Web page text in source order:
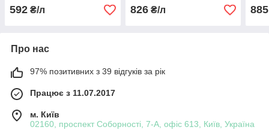
592 ₴/л 826₴/л 885
Про нас
97% позитивних з 39 відгуків за рік
Працює з 11.07.2017
м. Київ
02160, проспект Соборності, 7-А, офіс 613, Київ, Україна